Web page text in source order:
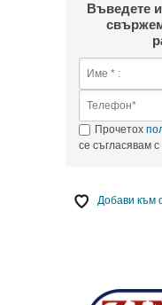
Въведете
Прочетох
се съгласявам с
Добави към